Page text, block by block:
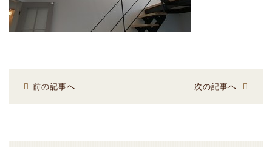
前の記事へ 次の記事へ